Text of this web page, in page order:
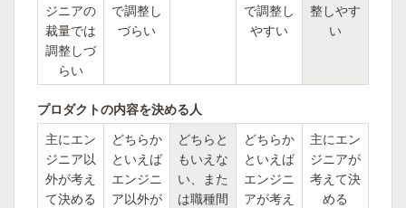
ジニアの
裁量では
調整しづ
らい
で調整し
づらい
で調整し
やすい
整しやす
い
プロダクトの内容を決める人
主にエン
ジニア以
外が考え
て決める
どちらか
といえば
エンジニ
ア以外が
どちらと
もいえな
い、また
は職種間
どちらか
といえば
エンジニ
アが考え
主にエン
ジニアが
考えて決
める